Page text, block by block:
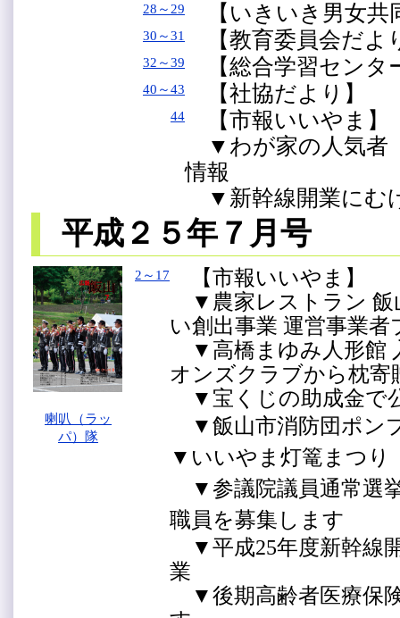
28～29 【いきいき男女共
30～31 【教育委員会だよ
32～39 【総合学習セン
40～43 【社協だより】
44
【市報いいやま】
▼わが家の人気者
情報
▼新幹線開業に
平成２５年７月号
喇叭（ラッ
パ）隊
2～17
【市報いいやま】
▼農家レストラン
い創出事業 運営事業
▼高橋まゆみ人形館
オンズクラブから枕寄
▼宝くじの助成金で
▼飯山市消防団ポン
▼いいやま灯篭まつ
▼参議院議員通常選
職員を募集します
▼平成25年度新幹線
業
▼後期高齢者医療保